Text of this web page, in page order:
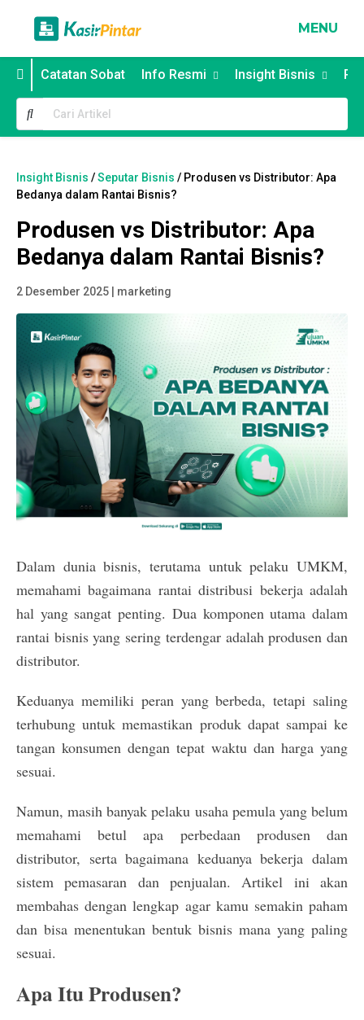
MENU
Catatan Sobat Info Resmi Insight Bisnis
Insight Bisnis /Seputar Bisnis / Produsen vs Distributor: Apa
Bedanya dalam Rantai Bisnis?
Produsen vs Distributor: Apa
Bedanya dalam Rantai Bisnis?
2 Desember 2025 | marketing
Dalam dunia bisnis, terutama untuk pelaku UMKM,
memahami bagaimana rantai distribusi bekerja adalah
hal yang sangat penting. Dua komponen utama dalam
rantai bisnis yang sering terdengar adalah produsen dan
distributor.
Keduanya memiliki peran yang berbeda, tetapi saling
terhubung untuk memastikan produk dapat sampai ke
tangan konsumen dengan tepat waktu dan harga yang
sesuai.
Namun, masih banyak pelaku usaha pemula yang belum
memahami betul apa perbedaan produsen dan
distributor, serta bagaimana keduanya bekerja dalam
sistem pemasaran dan penjualan. Artikel ini akan
membahas dengan lengkap agar kamu semakin paham
dan bisa menentukan bentuk bisnis mana yang paling
sesuai.
Apa Itu Produsen?